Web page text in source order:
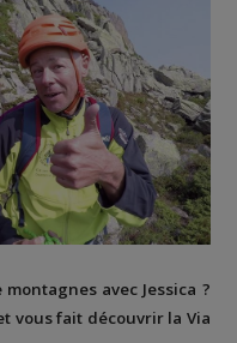
avec Jessica ?
vous fait découvrir la Via